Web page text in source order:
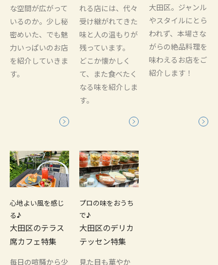
な空間が広がって
いるのか。少し秘
密めいた、でも魅
力いっぱいのお店
を紹介していきま
す。
れる店には、代々
受け継がれてきた
味と人の温もりが
残っています。
どこか懐かしく
て、また食べたく
なる味を紹介しま
す。
大田区。ジャンル
やスタイルにとら
われず、本場さな
がらの絶品料理を
味わえるお店をご
紹介します！
心地よい風を感じ
る♪
大田区のテラス
席カフェ特集
毎日の喧騒から少
プロの味をおうち
で♪
大田区のデリカ
テッセン特集
見た目も華やか